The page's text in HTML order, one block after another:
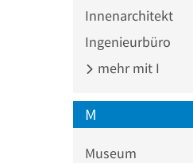
Innenarchitekt
Ingenieurbüro
mehr mit I
M
Museum